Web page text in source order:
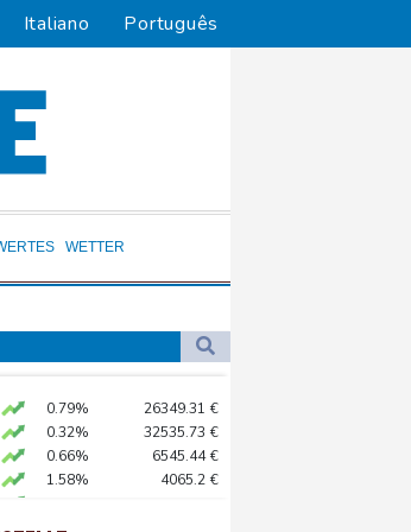
Italiano Português
WETTER
an
0.79% 26349.31 €
0.32% 32535.73 €
0.66% 6545.44 €
1.58% 4065.2 €
1.97%